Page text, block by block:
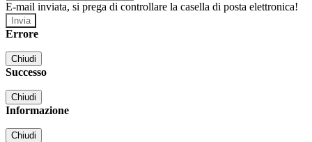
E-mail inviata, si prega di controllare la casella di posta elettronica!
Errore
Chiudi
Successo
Chiudi
Informazione
Chiudi